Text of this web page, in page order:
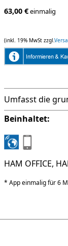
63,00 €einmalig
(inkl. 19% MwSt zzgl.
Umfasst die
Beinhaltet:
HAM OFFICE,
* App einmalig für 6